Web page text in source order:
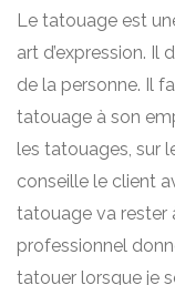
Le tatouage est
art d’expression.
de la personne. Il
tatouage à son
les tatouages, sur
conseille le client
tatouage va rester
professionnel
tatouer lorsque je